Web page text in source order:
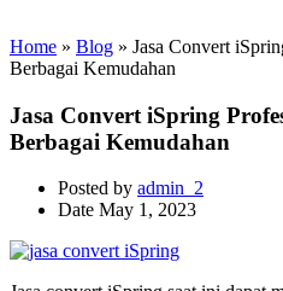
Home » Blog » Jasa Convert
Berbagai Kemudahan
Jasa Convert iSpring
Berbagai Kemudahan
Posted by admin_2
Date May 1, 2023